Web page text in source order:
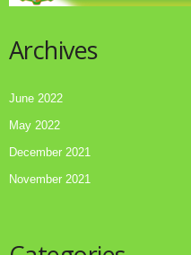
Archives
June 2022
May 2022
December 2021
November 2021